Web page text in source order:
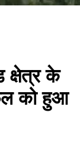
के
को हुआ